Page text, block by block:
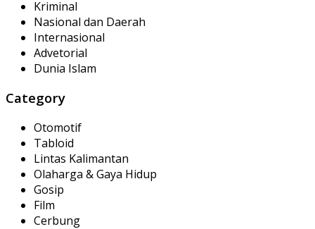
Kriminal
Nasional dan Daerah
Internasional
Advetorial
Dunia Islam
Category
Otomotif
Tabloid
Lintas Kalimantan
Olaharga & Gaya Hidup
Gosip
Film
Cerbung